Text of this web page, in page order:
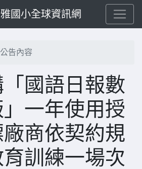
國小全球資訊網
公告內容
國語日報數
一年使用授
商依契約規
訓練一場次